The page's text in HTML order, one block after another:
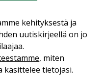
kehityksestä ja
uutiskirjeellä on jo
, miten
käsittelee tietojasi.